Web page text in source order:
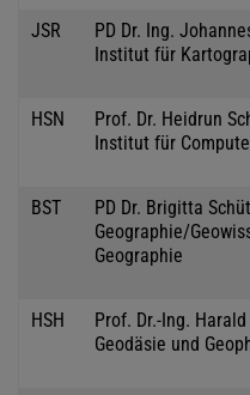
JSR
PD Dr. Ing.
Institut für
HSN
Prof. Dr. Heidrun
Institut für
BST
PD Dr. Brigitta
Geographie/
Geographie
HSH
Prof. Dr.-Ing.
Geodäsie und